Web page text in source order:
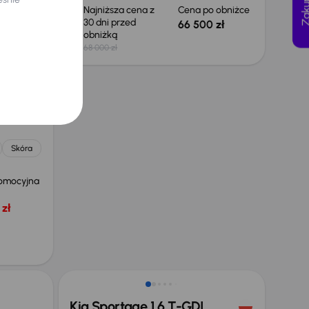
Najniższa cena z
30 dni przed
obniżką
68 000 zł
Cena po obniżce
66 500 zł
Skóra